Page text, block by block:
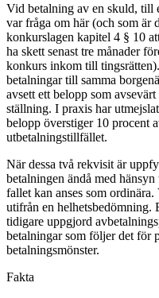
Vid betalning av en skuld, till
var fråga om här (och som är
konkurslagen kapitel 4 § 10
ha skett senast tre månader
konkurs inkom till
betalningar till samma
avsett ett belopp som
ställning. I praxis har
belopp överstiger 10 procent
utbetalningstillfället.
När dessa två rekvisit är
betalningen ändå med
fallet kan anses som
utifrån en helhetsbedömning.
tidigare uppgjord
betalningar som följer det för
betalningsmönster.
Fakta